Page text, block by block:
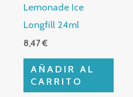
Lemonade Ice
Longfill 24ml
8,47€
AÑADIR AL
CARRITO